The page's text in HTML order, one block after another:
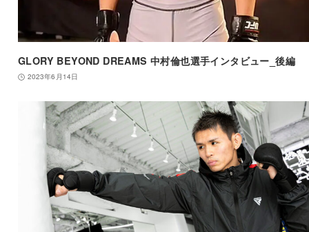
GLORY BEYOND DREAMS 中村倫也選手インタビュー_後編
2023年6月14日